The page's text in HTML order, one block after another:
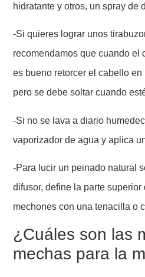
hidratante y otros, un spray de
-Si quieres lograr unos
recomendamos que cuando el
es bueno retorcer el cabello
pero se debe soltar cuando
-Si no se lava a diario
vaporizador de agua y aplica
-Para lucir un peinado natural
difusor, define la parte
mechones con una tenacilla o
¿Cuáles son las
mechas para la